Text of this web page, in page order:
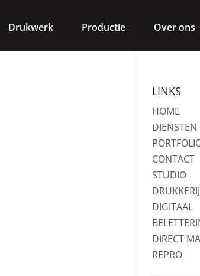
Drukwerk Productie Over ons
LINKS
HOME
DIENSTEN
CONTACT
STUDIO
DRUKKERIJ
DIGITAAL
DIRECT
REPRO